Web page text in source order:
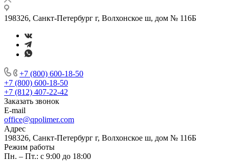
198326, Санкт-Петербург г, Волхонское ш, дом № 116Б
+7 (800) 600-18-50
+7 (800) 600-18-50
+7 (812) 407-22-42
Заказать звонок
E-mail
office@qpolimer.com
Адрес
198326, Санкт-Петербург г, Волхонское ш, дом № 116Б
Режим работы
Пн. – Пт.: с 9:00 до 18:00